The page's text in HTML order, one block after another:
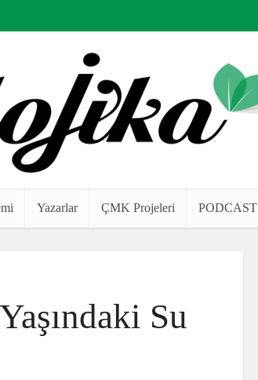
Yazarlar ÇMK Projeleri PODCAST
Su